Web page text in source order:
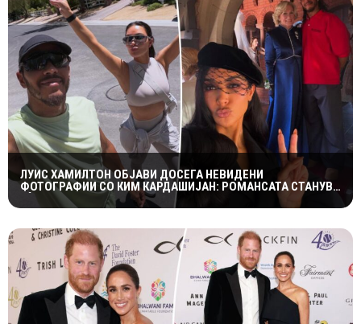
ЛУИС ХАМИЛТОН ОБЈАВИ ДОСЕГА НЕВИДЕНИ
ФОТОГРАФИИ СО КИМ КАРДАШИЈАН: РОМАНСАТА СТАНУВА
СÈ ПОСЕРИОЗНА